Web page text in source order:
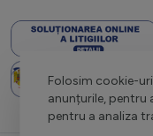
Folosim cookie-
anunțurile, pentru
pentru a analiza